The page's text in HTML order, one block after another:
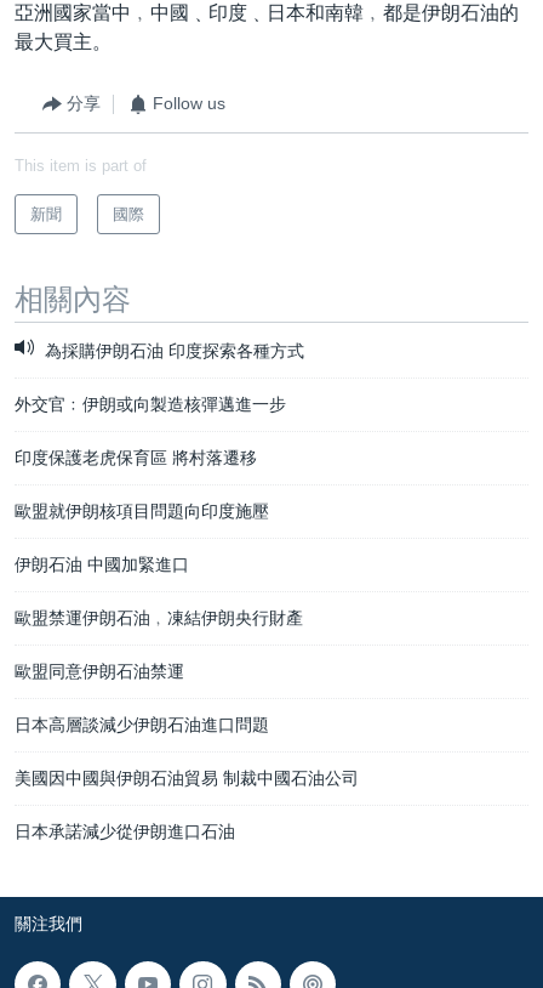
亞洲國家當中﹐中國﹑印度﹑日本和南韓﹐都是伊朗石油的
最大買主。
分享 Follow us
This item is part of
新聞 國際
相關內容
為採購伊朗石油 印度探索各種方式
外交官﹕伊朗或向製造核彈邁進一步
印度保護老虎保育區 將村落遷移
歐盟就伊朗核項目問題向印度施壓
伊朗石油 中國加緊進口
歐盟禁運伊朗石油﹐凍結伊朗央行財產
歐盟同意伊朗石油禁運
日本高層談減少伊朗石油進口問題
美國因中國與伊朗石油貿易 制裁中國石油公司
日本承諾減少從伊朗進口石油
關注我們